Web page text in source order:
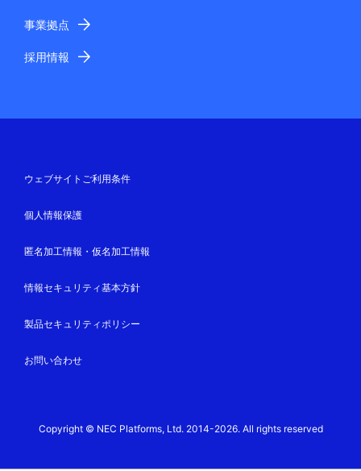
事業拠点
採用情報
ウェブサイトご利用条件
個人情報保護
匿名加工情報・仮名加工情報
情報セキュリティ基本方針
製品セキュリティポリシー
お問い合わせ
Copyright © NEC Platforms, Ltd. 2014-2026. All rights reserved